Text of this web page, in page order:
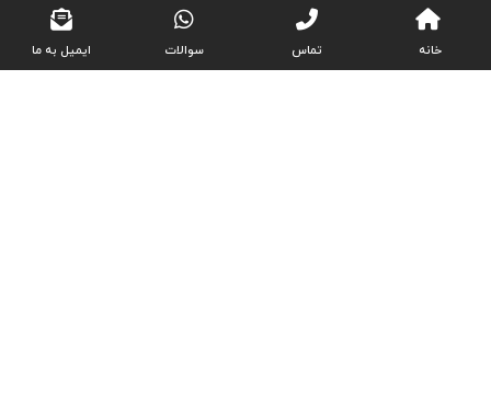
تهیه خرما مضافتی بم عمده مقرون به صرفه
خانه تماس سوالات ایمیل به ما